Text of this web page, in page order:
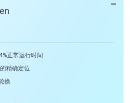
正常运行时间
精确定位
换